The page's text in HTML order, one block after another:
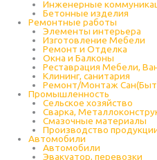
Инженерные
Бетонные изделия
Ремонтные работы
Элементы интерьера
Изготовление Мебели
Ремонт и Отделка
Окна и Балконы
Реставрация Мебели,
Клининг, санитария
Ремонт/Монтаж
Промышленность
Cельское хозяйство
Сварка,
Cмазочные материалы
Производство
Автомобили
Автомобили
Эвакуатор, перевозки